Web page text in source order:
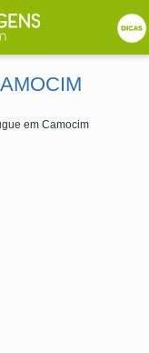
em Camocim